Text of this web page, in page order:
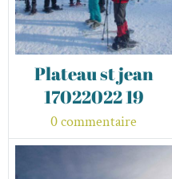
Plateau st jean
17022022 19
0 commentaire